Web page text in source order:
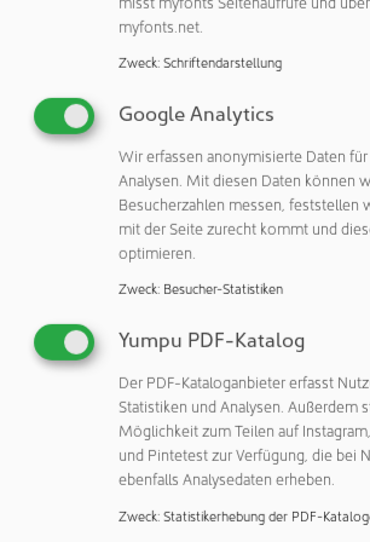
den Leitwert, den pH-Wert oder den
und überwacht.
eine hervorragende Wasserqualität am
Wasseraufbereitungsanlage
Entscheidend ist aber vielmehr, die
Point of Use, also in dem Becken oder
Reinigungsanlage.
Anlagentechnik als Enabler:
Hier ist nun ein ausgeklügelte
die durch eine minimale Verschleppung,
entsprechende Materialauswahl und
Kreislaufhygiene die gute
bereitstellt. Denn die Spülqualität ist nur
System, das sie trägt.
myfonts.net.
Zweck: Schriftendarstellung
Google Analytics
Wir erfassen anonymisierte Daten
Analysen. Mit diesen Daten können
Besucherzahlen messen, feststellen
mit der Seite zurecht kommt und
optimieren.
Zweck: Besucher-Statistiken
Yumpu PDF-Katalog
Der PDF-Kataloganbieter erfasst
Statistiken und Analysen. Außerdem
Möglichkeit zum Teilen auf
und Pintetest zur Verfügung, die bei
ebenfalls Analysedaten erheben.
Zweck: Statistikerhebung der PDF-